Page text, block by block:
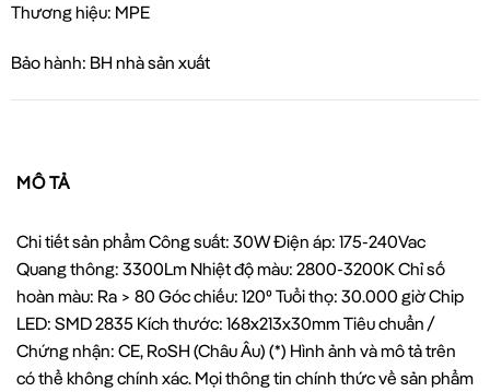
Thương hiệu: MPE
Bảo hành: BH nhà sản xuất
MÔ TẢ
Chi tiết sản phẩm Công suất: 30W Điện áp: 175-240Vac
Quang thông: 3300Lm Nhiệt độ màu: 2800-3200K Chỉ số
hoàn màu: Ra > 80 Góc chiếu: 120⁰ Tuổi thọ: 30.000 giờ Chip
LED: SMD 2835 Kích thước: 168x213x30mm Tiêu chuẩn /
Chứng nhận: CE, RoSH (Châu Âu) (*) Hình ảnh và mô tả trên
có thể không chính xác. Mọi thông tin chính thức về sản phẩm